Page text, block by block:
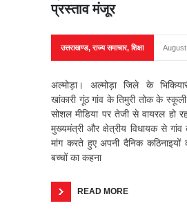
प्रस्ताव मंजूर
उत्तराखण्ड,राज्य समाचार,शिक्षा
अल्मोड़ा। अल्मोड़ा जिले के
खांकारी गूंठ गांव के तिमुरी तोक के
सोशल मीडिया पर तेजी से वायरल हो
मुख्यमंत्री और क्षेत्रीय विधायक से
मांग करते हुए अपनी दैनिक
बच्चों का कहना
READ MORE